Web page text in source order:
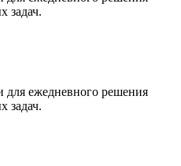
задач.
ежедневного решения
задач.